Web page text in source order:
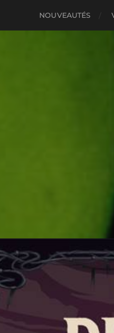
NOUVEAUTÉS